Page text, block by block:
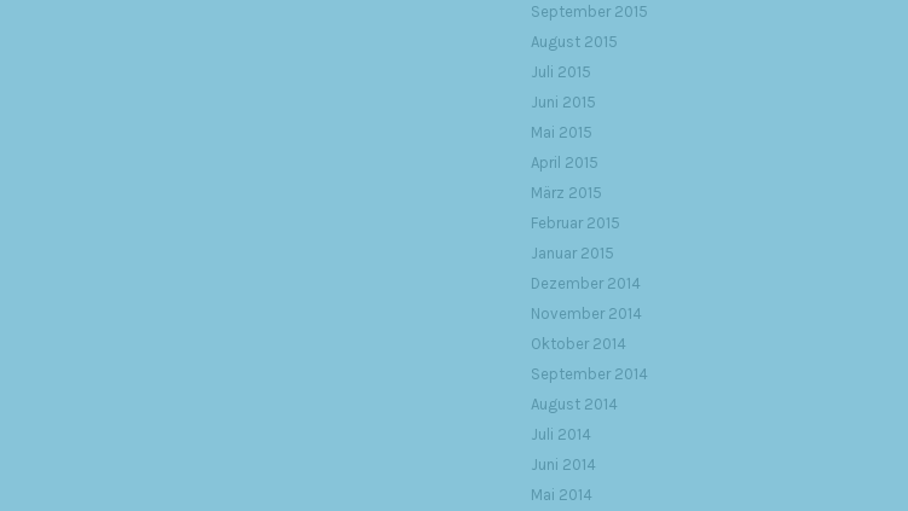
September 2015
August 2015
Juli 2015
Juni 2015
Mai 2015
April 2015
März 2015
Februar 2015
Januar 2015
Dezember 2014
November 2014
Oktober 2014
September 2014
August 2014
Juli 2014
Juni 2014
Mai 2014